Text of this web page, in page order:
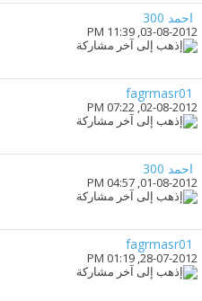
احمد 300
03-08-2012,
11:39 PM
fagrmasr01
02-08-2012,
07:22 PM
احمد 300
01-08-2012,
04:57 PM
fagrmasr01
28-07-2012,
01:19 PM